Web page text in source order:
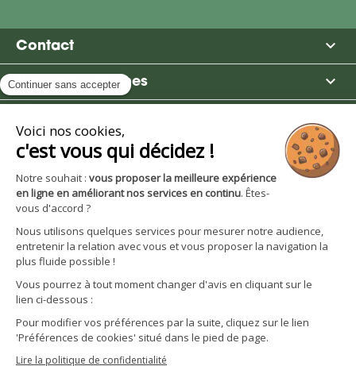
Contact 
Moulin des Moines 
Avantages et services 